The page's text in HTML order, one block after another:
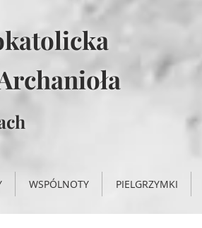
WSPÓLNOTY PIELGRZYMKI